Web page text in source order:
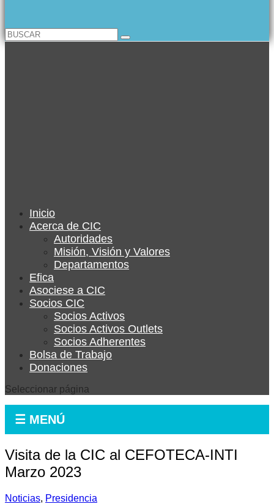
Inicio
Acerca de CIC
Autoridades
Misión, Visión y Valores
Departamentos
Efica
Asociese a CIC
Socios CIC
Socios Activos
Socios Activos Outlets
Socios Adherentes
Bolsa de Trabajo
Donaciones
Seleccionar página
☰ MENÚ
Visita de la CIC al CEFOTECA-INTI
Marzo 2023
Noticias, Presidencia